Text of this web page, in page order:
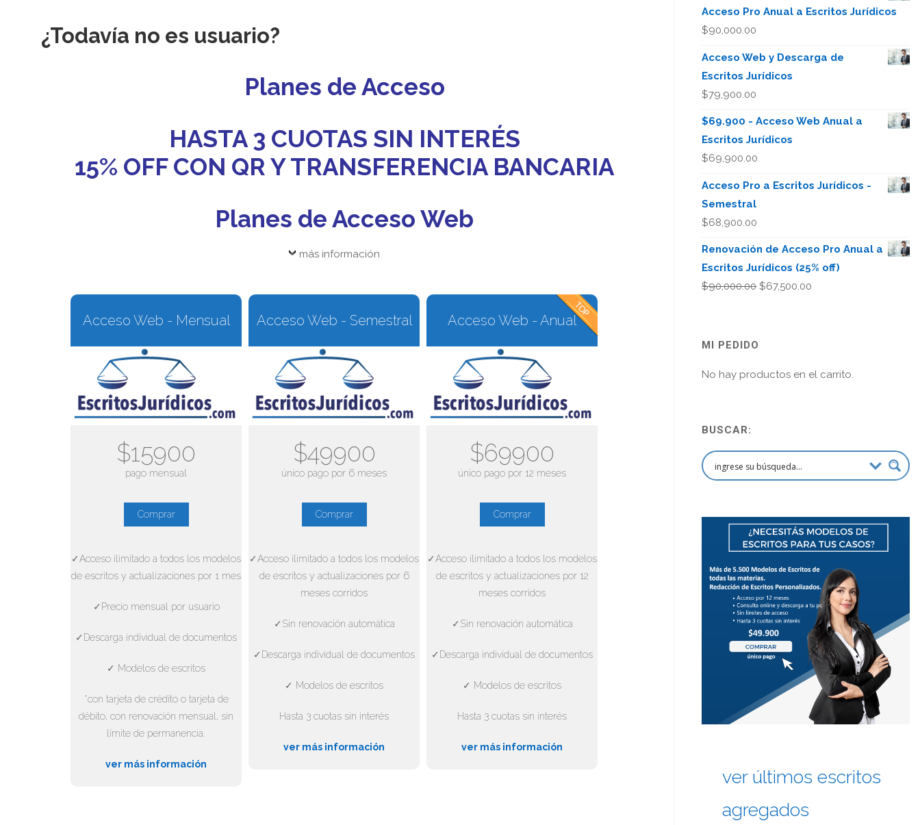
¿Todavía no es usuario?
Planes de Acceso
HASTA 3 CUOTAS SIN INTERÉS
15% OFF CON QR Y TRANSFERENCIA BANCARIA
Planes de Acceso Web
más información
Acceso Web - Mensual
$15900
pago mensual
Comprar
✓Acceso ilimitado a todos los modelos
de escritos y actualizaciones por 1 mes
✓Precio mensual por usuario
✓Descarga individual de documentos
✓ Modelos de escritos
*con tarjeta de crédito o tarjeta de
débito, con renovación mensual, sin
límite de permanencia.
ver más información
Acceso Web - Semestral
$49900
único pago por 6 meses
Comprar
✓Acceso ilimitado a todos los modelos
de escritos y actualizaciones por 6
meses corridos
✓Sin renovación automática
✓Descarga individual de documentos
✓ Modelos de escritos
Hasta 3 cuotas sin interés
ver más información
Acceso Web - Anual
$69900
único pago por 12 meses
Comprar
✓Acceso ilimitado a todos los modelos
de escritos y actualizaciones por 12
meses corridos
✓Sin renovación automática
✓Descarga individual de documentos
✓ Modelos de escritos
Hasta 3 cuotas sin interés
ver más información
Acceso Pro Anual a Escritos Jurídicos
$90,000.00
Acceso Web y Descarga de
Escritos Jurídicos
$79,900.00
$69.900 - Acceso Web Anual a
Escritos Jurídicos
$69,900.00
Acceso Pro a Escritos Jurídicos -
Semestral
$68,900.00
Renovación de Acceso Pro Anual a
Escritos Jurídicos (25% off)
$90,000.00 El
$67,500.00
MI PEDIDO
No hay productos en el carrito.
BUSCAR:
ver últimos escritos
agregados